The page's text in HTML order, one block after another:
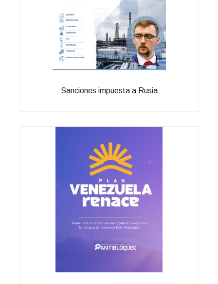
Sanciones impuesta a Rusia